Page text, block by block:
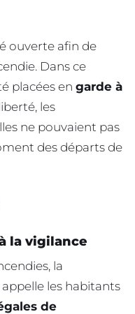
ouverte afin de
Dans ce
placées en garde à
les
ne pouvaient pas
des départs de
la vigilance
la
les habitants
de